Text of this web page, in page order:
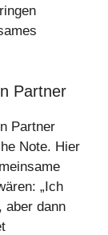
Partner
Partner
Note. Hier
„Ich
aber dann